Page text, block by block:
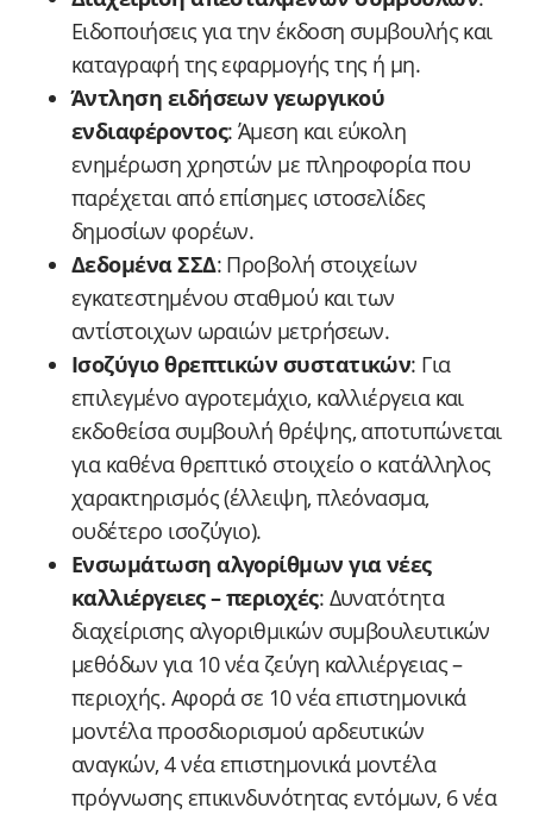
Ειδοποιήσεις για την έκδοση συμβουλής και
καταγραφή της εφαρμογής της ή μη.
Άντληση ειδήσεων γεωργικού
ενδιαφέροντος: Άμεση και εύκολη
ενημέρωση χρηστών με πληροφορία που
παρέχεται από επίσημες ιστοσελίδες
δημοσίων φορέων.
Δεδομένα ΣΣΔ: Προβολή στοιχείων
εγκατεστημένου σταθμού και των
αντίστοιχων ωραιών μετρήσεων.
Ισοζύγιο θρεπτικών συστατικών: Για
επιλεγμένο αγροτεμάχιο, καλλιέργεια και
εκδοθείσα συμβουλή θρέψης, αποτυπώνεται
για καθένα θρεπτικό στοιχείο ο κατάλληλος
χαρακτηρισμός (έλλειψη, πλεόνασμα,
ουδέτερο ισοζύγιο).
Ενσωμάτωση αλγορίθμων για νέες
καλλιέργειες – περιοχές: Δυνατότητα
διαχείρισης αλγοριθμικών συμβουλευτικών
μεθόδων για 10 νέα ζεύγη καλλιέργειας –
περιοχής. Αφορά σε 10 νέα επιστημονικά
μοντέλα προσδιορισμού αρδευτικών
αναγκών, 4 νέα επιστημονικά μοντέλα
πρόγνωσης επικινδυνότητας εντόμων, 6 νέα